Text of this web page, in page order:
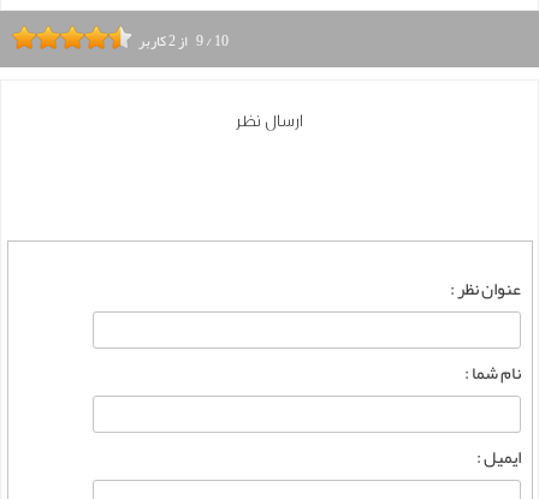
9/10 از2کاربر
ارسال نظر
عنوان نظر :
نام شما :
ایمیل :